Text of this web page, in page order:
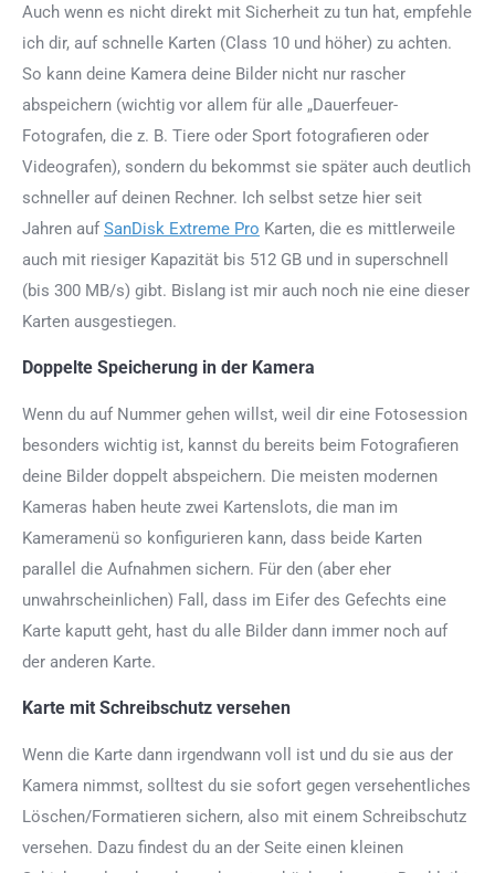
Auch wenn es nicht direkt mit Sicherheit zu tun hat, empfehle
ich dir, auf schnelle Karten (Class 10 und höher) zu achten.
So kann deine Kamera deine Bilder nicht nur rascher
abspeichern (wichtig vor allem für alle „Dauerfeuer-
Fotografen, die z. B. Tiere oder Sport fotografieren oder
Videografen), sondern du bekommst sie später auch deutlich
schneller auf deinen Rechner. Ich selbst setze hier seit
Jahren aufSanDisk Extreme Pro Karten, die es mittlerweile
auch mit riesiger Kapazität bis 512 GB und in superschnell
(bis 300 MB/s) gibt. Bislang ist mir auch noch nie eine dieser
Karten ausgestiegen.
Doppelte Speicherung in der Kamera
Wenn du auf Nummer gehen willst, weil dir eine Fotosession
besonders wichtig ist, kannst du bereits beim Fotografieren
deine Bilder doppelt abspeichern. Die meisten modernen
Kameras haben heute zwei Kartenslots, die man im
Kameramenü so konfigurieren kann, dass beide Karten
parallel die Aufnahmen sichern. Für den (aber eher
unwahrscheinlichen) Fall, dass im Eifer des Gefechts eine
Karte kaputt geht, hast du alle Bilder dann immer noch auf
der anderen Karte.
Karte mit Schreibschutz versehen
Wenn die Karte dann irgendwann voll ist und du sie aus der
Kamera nimmst, solltest du sie sofort gegen versehentliches
Löschen/Formatieren sichern, also mit einem Schreibschutz
versehen. Dazu findest du an der Seite einen kleinen